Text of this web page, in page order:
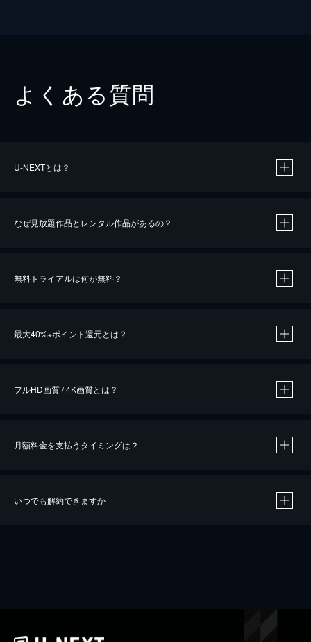
よくある質問
U-NEXTとは？
なぜ見放題作品とレンタル作品があるの？
無料トライアルは何が無料？
最大40%※ポイント還元とは？
※40％ポイント還元の対象は、クレジットカード決済による作品の購入 / レンタルです。
iOSアプリのUコイン決済による作品の購入 / レンタルは、20％のポイント還元です。
フルHD画質 / 4K画質とは？
月額料金を支払うタイミングは？
いつでも解約できますか